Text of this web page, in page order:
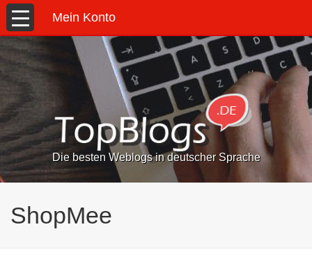
Mein Konto
Die besten Weblogs in deutscher Sprache
ShopMee